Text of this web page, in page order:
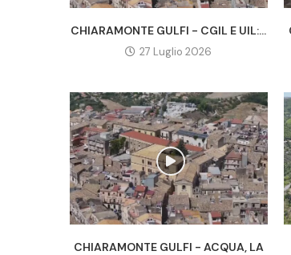
CHIARAMONTE GULFI - CGIL E UIL:...
27 Luglio 2026
CHIARAMONTE GULFI - ACQUA, LA